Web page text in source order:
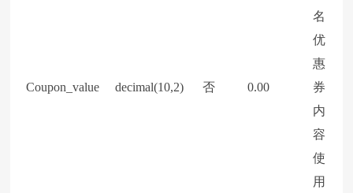
名
Coupon_value decimal(10,2) 否 0.00
优
惠
券
内
容
使
用